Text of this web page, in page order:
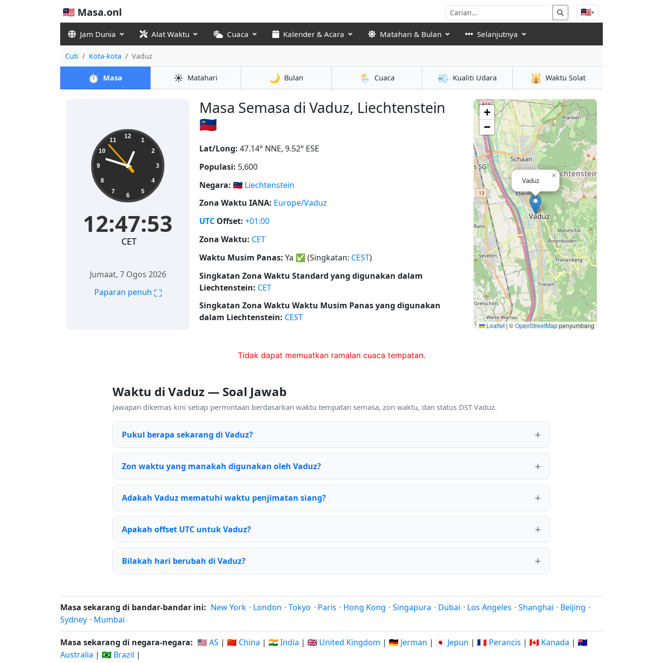
🇲🇾 Masa.onl 🇲🇾▾
Jam Dunia Alat Waktu Cuaca Kalender & Acara Matahari & Bulan Selanjutnya
Cuti Kota-kota Vaduz
⏱️ Masa ☀️ Matahari 🌙 Bulan 🌦️ Cuaca 💨 Kualiti Udara 🕌 Waktu Solat
Masa Semasa di Vaduz, Liechtenstein
🇱🇮
12:47:53 12
1
2
3
4
5
6
7
8
9
10
11
12:47:53
CET
Jumaat, 7 Ogos 2026
Paparan penuh ⛶
Lat/Long: 47.14° NNE, 9.52° ESE
Populasi: 5,600
Negara: 🇱🇮 Liechtenstein
Zona Waktu IANA: Europe/Vaduz
UTC Offset: +01:00
Zona Waktu: CET
Waktu Musim Panas: Ya ✅ (Singkatan: CEST)
Singkatan Zona Waktu Standard yang digunakan dalam
Liechtenstein: CET
Singkatan Zona Waktu Waktu Musim Panas yang digunakan
dalam Liechtenstein: CEST
Vaduz
×
+
−
Leaflet | ©OpenStreetMappenyumbang
Tidak dapat memuatkan ramalan cuaca tempatan.
Waktu di Vaduz — Soal Jawab
Jawapan dikemas kini setiap permintaan berdasarkan waktu tempatan semasa, zon waktu, dan status DST Vaduz.
Pukul berapa sekarang di Vaduz?
Zon waktu yang manakah digunakan oleh Vaduz?
Adakah Vaduz mematuhi waktu penjimatan siang?
Apakah offset UTC untuk Vaduz?
Bilakah hari berubah di Vaduz?
Masa sekarang di bandar-bandar ini: New York · London · Tokyo · Paris · Hong Kong · Singapura · Dubai · Los Angeles · Shanghai · Beijing ·
Sydney · Mumbai
Masa sekarang di negara-negara: 🇺🇸 AS | 🇨🇳 China | 🇮🇳 India | 🇬🇧 United Kingdom | 🇩🇪 Jerman | 🇯🇵 Jepun | 🇫🇷 Perancis | 🇨🇦 Kanada | 🇦🇺
Australia | 🇧🇷 Brazil |